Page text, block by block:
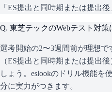
「ES提出と同時期または提出後
Q. 東芝テックのWebテスト対
選考開始の2〜3週間前が理想で
（ES提出と同時期または提出
しょう。eslookのドリル機能を
分に実力がつきます。